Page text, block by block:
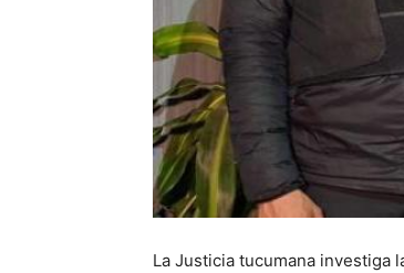
La Justicia tucumana investiga